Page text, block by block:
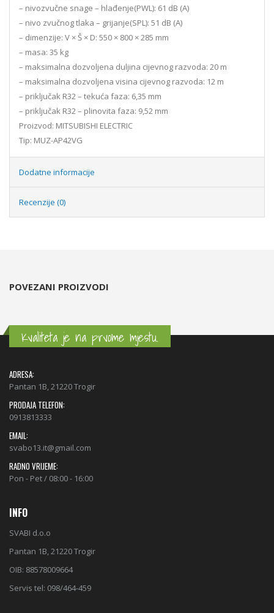
– nivozvučne snage – hlađenje(PWL): 61 dB (A)
– nivo zvučnog tlaka – grijanje(SPL): 51 dB (A)
– dimenzije: V × Š × D: 550 × 800 × 285 mm
– masa: 35 kg
– maksimalna dozvoljena duljina cijevnog razvoda: 20 m
– maksimalna dozvoljena visina cijevnog razvoda: 12 m
– priključak R32 – tekuća faza: 6,35 mm
– priključak R32 – plinovita faza: 9,52 mm
Proizvod: MITSUBISHI ELECTRIC
Tip: MUZ-AP42VG
Dodatne informacije
Recenzije (0)
POVEZANI PROIZVODI
Kvaliteta je na prvome mjestu.
ADRESA:
Pantan 1B, 21220 Trogir
PRODAJA TELEFON:
0913813333
EMAIL:
svabo13.it@gmail.com
RADNO VRIJEME:
Pon - Pet / 08:00 - 16:00
INFO
SVABI d.o.o
Pantan 1B, 21220 Trogir
OIB: 88578009664
Servis tel: 098/464-459